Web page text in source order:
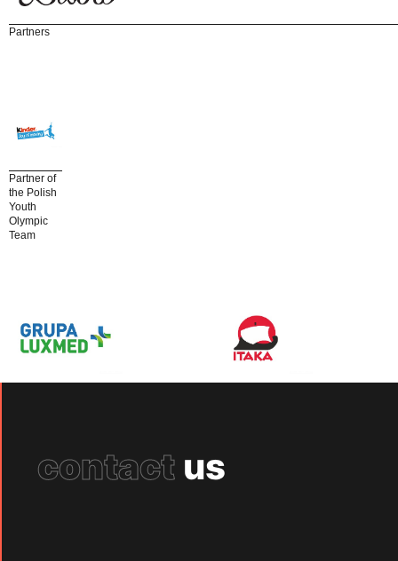
Partners
Partner of
the Polish
Youth
Olympic
Team
contact us